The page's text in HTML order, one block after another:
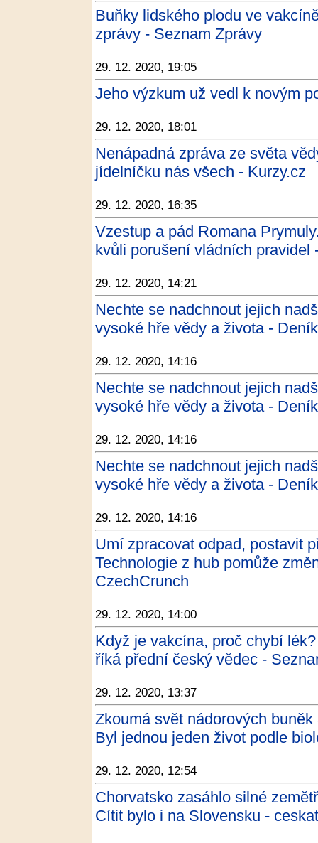
Buňky lidského plodu ve
zprávy - Seznam Zprávy
29. 12. 2020, 19:05
Jeho výzkum už vedl k novým
29. 12. 2020, 18:01
Nenápadná zpráva ze světa
jídelníčku nás všech - Kurzy.cz
29. 12. 2020, 16:35
Vzestup a pád Romana
kvůli porušení vládních pravidel
29. 12. 2020, 14:21
Nechte se nadchnout jejich
vysoké hře vědy a života -
29. 12. 2020, 14:16
Nechte se nadchnout jejich
vysoké hře vědy a života -
29. 12. 2020, 14:16
Nechte se nadchnout jejich
vysoké hře vědy a života -
29. 12. 2020, 14:16
Umí zpracovat odpad, postavit
Technologie z hub pomůže
CzechCrunch
29. 12. 2020, 14:00
Když je vakcína, proč chybí
říká přední český vědec -
29. 12. 2020, 13:37
Zkoumá svět nádorových
Byl jednou jeden život podle
29. 12. 2020, 12:54
Chorvatsko zasáhlo silné
Cítit bylo i na Slovensku -